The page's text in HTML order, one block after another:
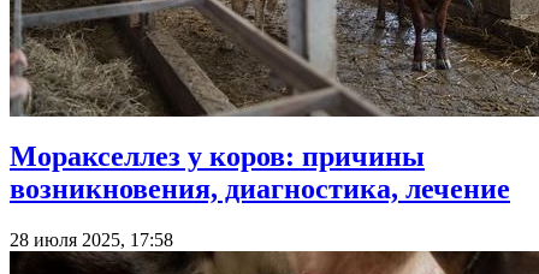
Моракселлез у коров: причины
возникновения, диагностика, лечение
28 июля 2025, 17:58